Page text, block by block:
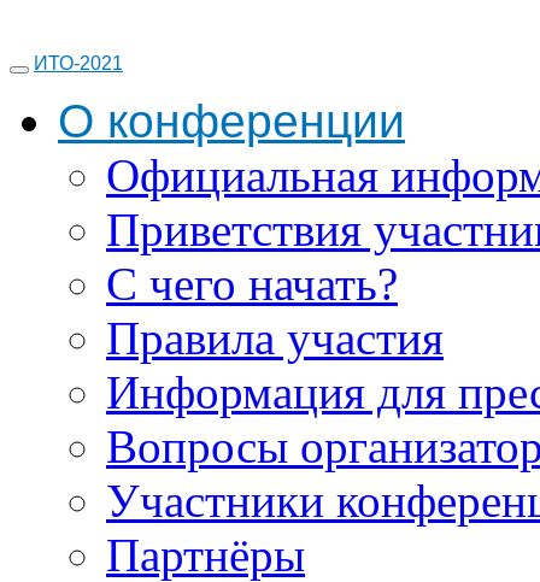
ИТО-2021
О конференции
Официальная
Приветствия
С чего начать?
Правила участия
Информация для
Вопросы
Участники
Партнёры